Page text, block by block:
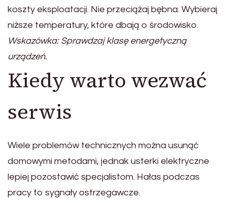
koszty eksploatacji. Nie przeciążaj bębna. Wybieraj
niższe temperatury, które dbają o środowisko.
Wskazówka: Sprawdzaj klasę energetyczną
urządzeń.
Kiedy warto wezwać
serwis
Wiele problemów technicznych można usunąć
domowymi metodami, jednak usterki elektryczne
lepiej pozostawić specjalistom. Hałas podczas
pracy to sygnały ostrzegawcze.